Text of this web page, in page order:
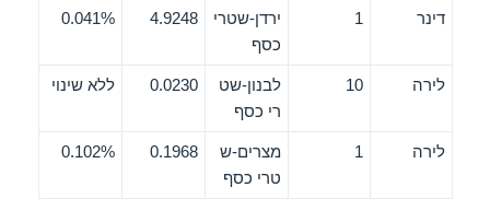
דינר 1
ירדן-שטרי
כסף
4.9248
0.041%
לירה 10
לבנון-שט
רי כסף
0.0230 ללא שינוי
לירה 1
מצרים-ש
טרי כסף
0.1968
0.102%